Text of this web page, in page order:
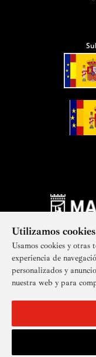
Utilizamos cookies
Usamos cookies y otras
experiencia de
personalizados y
nuestra web y para